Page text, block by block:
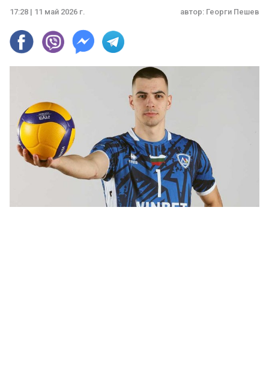
17:28 | 11 май 2026 г. автор: Георги Пешев